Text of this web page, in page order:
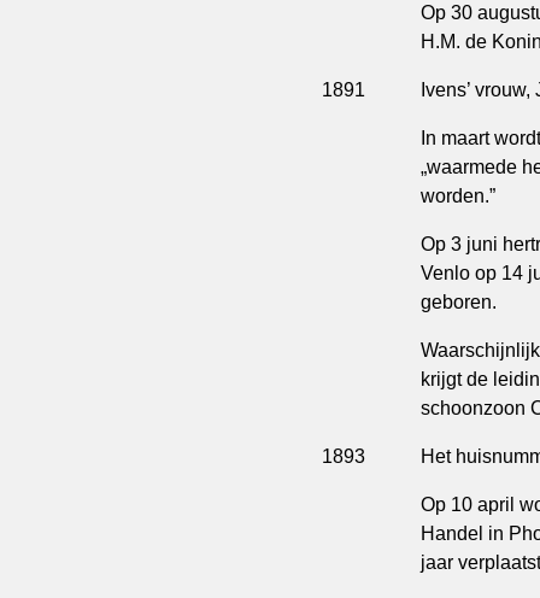
Op 30
H.M. de
1891 Ivens’
In maart
„waarmede
worden.”
Op 3 juni
Venlo op 14
geboren.
krijgt de
schoonzoon
1893 Het
Op 10 april
Handel in
jaar